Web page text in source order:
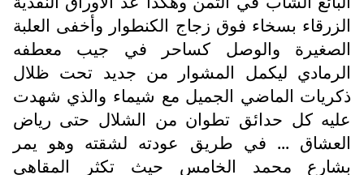
الزرقاء بسخاء فوق زجاج الكنطوار وأخفى العلبة
الصغيرة والوصل كساحر في جيب معطفه
الرمادي ليكمل المشوار من جديد تحت ظلال
ذكريات الماضي الجميل مع شيماء والذي شهدت
عليه كل حدائق تطوان من الشلال حتى رياض
العشاق ... في طريق عودته لشقته وهو يمر
بشارع محمد الخامس حيث تكثر المقاهي